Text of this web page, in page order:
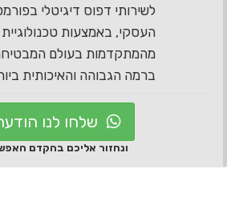
לשירותי דפוס דיגיטלי
העסקי, באמצעות
מהמתקדמות בעולם
ברמה הגבוהה והאיכותית
שלחו לנו
ונחזור אליכם בהקדם